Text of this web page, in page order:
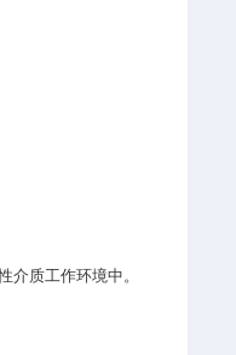
介质工作环境中。